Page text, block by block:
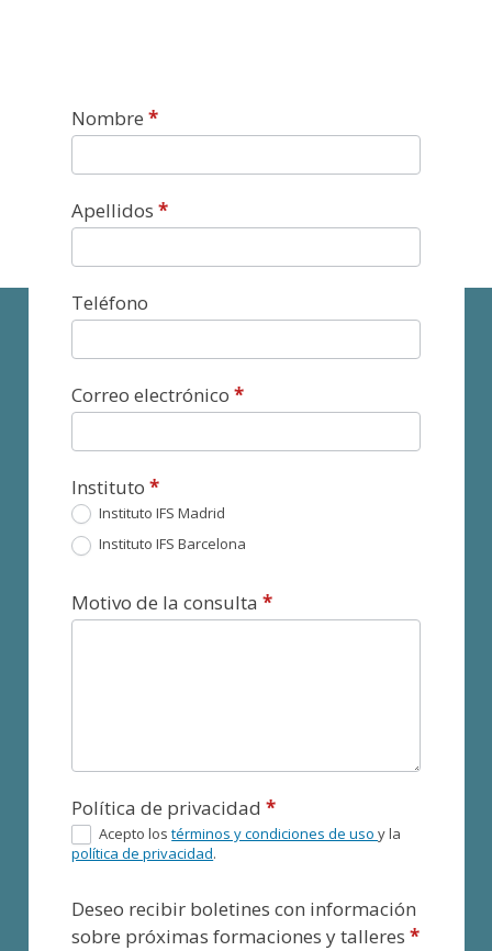
Contacto
Nombre*
Apellidos*
Teléfono
Correo electrónico*
Instituto*
Instituto IFS Madrid
Instituto IFS Barcelona
Motivo de la consulta*
Política de privacidad*
Acepto lostérminos y condiciones de usoy la
política de privacidad.
Deseo recibir boletines con información
sobre próximas formaciones y talleres*